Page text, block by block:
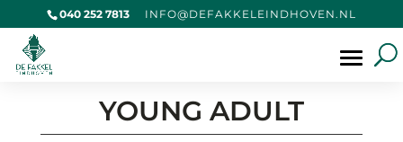
040 252 7813 LN.NE
VOHDN
IELEK
KAFED
@OFNI
Producten
YOUNG ADULT